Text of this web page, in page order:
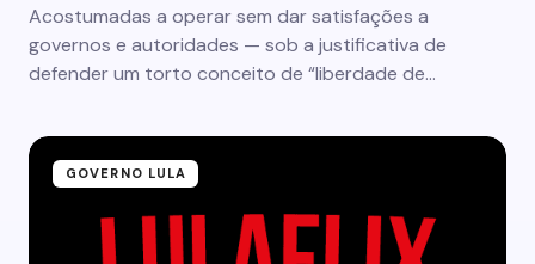
Acostumadas a operar sem dar satisfações a
governos e autoridades — sob a justificativa de
defender um torto conceito de “liberdade de…
GOVERNO LULA